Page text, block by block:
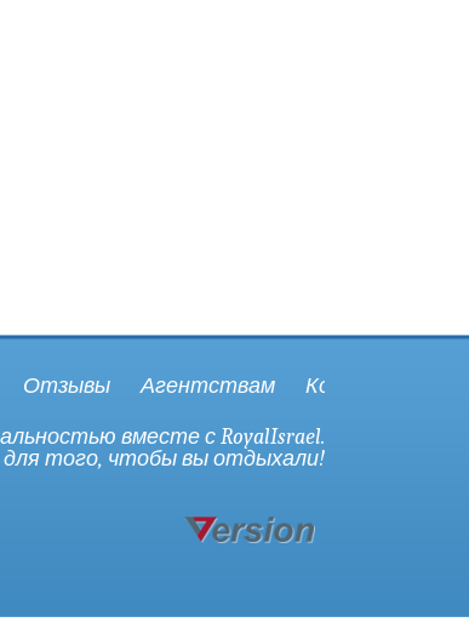
Отзывы Агентствам
Контакты
вместе с RoyalIsrael.
того, чтобы вы отдыхали!